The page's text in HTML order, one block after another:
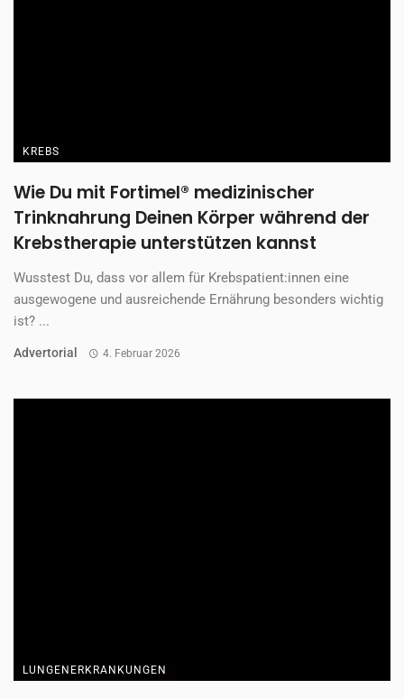
KREBS
Wie Du mit Fortimel® medizinischer
Trinknahrung Deinen Körper während der
Krebstherapie unterstützen kannst
Wusstest Du, dass vor allem für Krebspatient:innen eine
ausgewogene und ausreichende Ernährung besonders wichtig
ist? ...
Advertorial 4. Februar 2026
LUNGENERKRANKUNGEN